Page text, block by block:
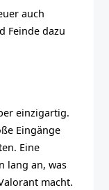
auch
Feinde dazu
einzigartig.
Eingänge
Eine
lang an, was
macht.